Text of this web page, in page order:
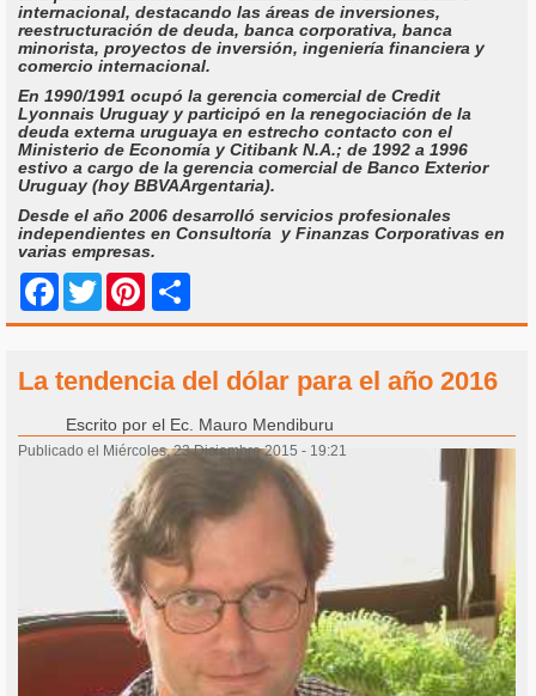
internacional, destacando las áreas de inversiones,
reestructuración de deuda, banca corporativa, banca
minorista, proyectos de inversión, ingeniería financiera y
comercio internacional.
En 1990/1991 ocupó la gerencia comercial de Credit
Lyonnais Uruguay y participó en la renegociación de la
deuda externa uruguaya en estrecho contacto con el
Ministerio de Economía y Citibank N.A.; de 1992 a 1996
estivo a cargo de la gerencia comercial de Banco Exterior
Uruguay (hoy BBVAArgentaria).
Desde el año 2006 desarrolló servicios profesionales
independientes en Consultoría y Finanzas Corporativas en
varias empresas.
Facebook
Twitter Pinterest
La tendencia del dólar para el año 2016
Escrito por el Ec. Mauro Mendiburu
Publicado el Miércoles, 23 Diciembre 2015 - 19:21